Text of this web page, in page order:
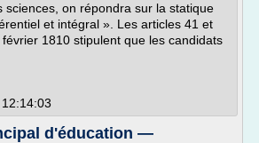
sciences, on répondra sur la statique
et intégral ». Les articles 41 et
1810 stipulent que les candidats
d'éducation —